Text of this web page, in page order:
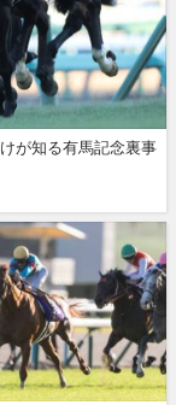
が知る有馬記念裏事